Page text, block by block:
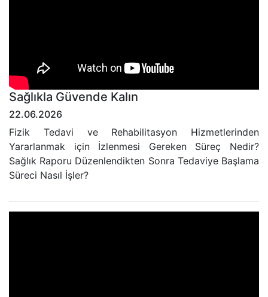
Sağlıkla Güvende Kalın
22.06.2026
Fizik Tedavi ve Rehabilitasyon Hizmetlerinden
Yararlanmak için İzlenmesi Gereken Süreç Nedir?
Sağlık Raporu Düzenlendikten Sonra Tedaviye Başlama
Süreci Nasıl İşler?